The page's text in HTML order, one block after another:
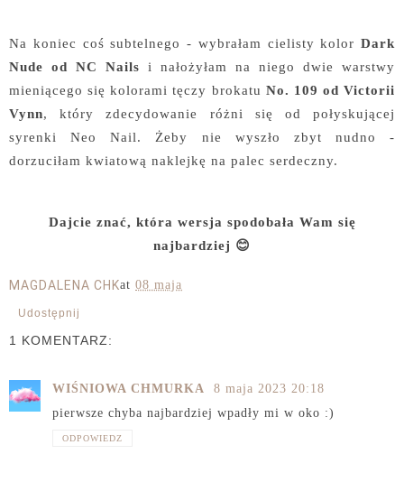
Na koniec coś subtelnego - wybrałam cielisty kolor Dark
Nude od NC Nails i nałożyłam na niego dwie warstwy
mieniącego się kolorami tęczy brokatu No. 109 od Victorii
Vynn, który zdecydowanie różni się od połyskującej
syrenki Neo Nail. Żeby nie wyszło zbyt nudno -
dorzuciłam kwiatową naklejkę na palec serdeczny.
Dajcie znać, która wersja spodobała Wam się
najbardziej 😊
MAGDALENA CHKat 08 maja
Udostępnij
1 KOMENTARZ:
WIŚNIOWA CHMURKA
8 maja 2023 20:18
pierwsze chyba najbardziej wpadły mi w oko :)
ODPOWIEDZ